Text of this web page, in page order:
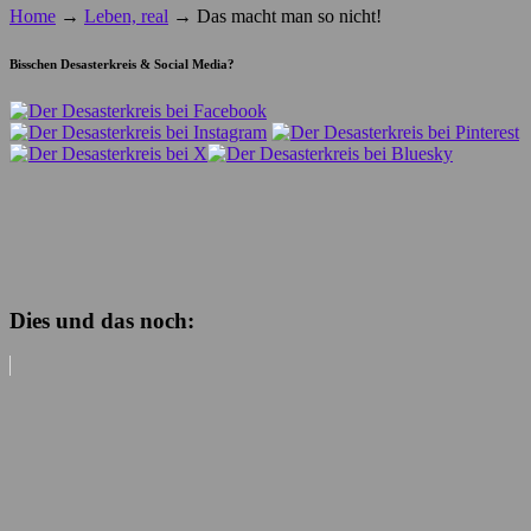
Home → Leben, real → Das macht man so nicht!
Bisschen Desasterkreis & Social Media?
Dies und das noch: